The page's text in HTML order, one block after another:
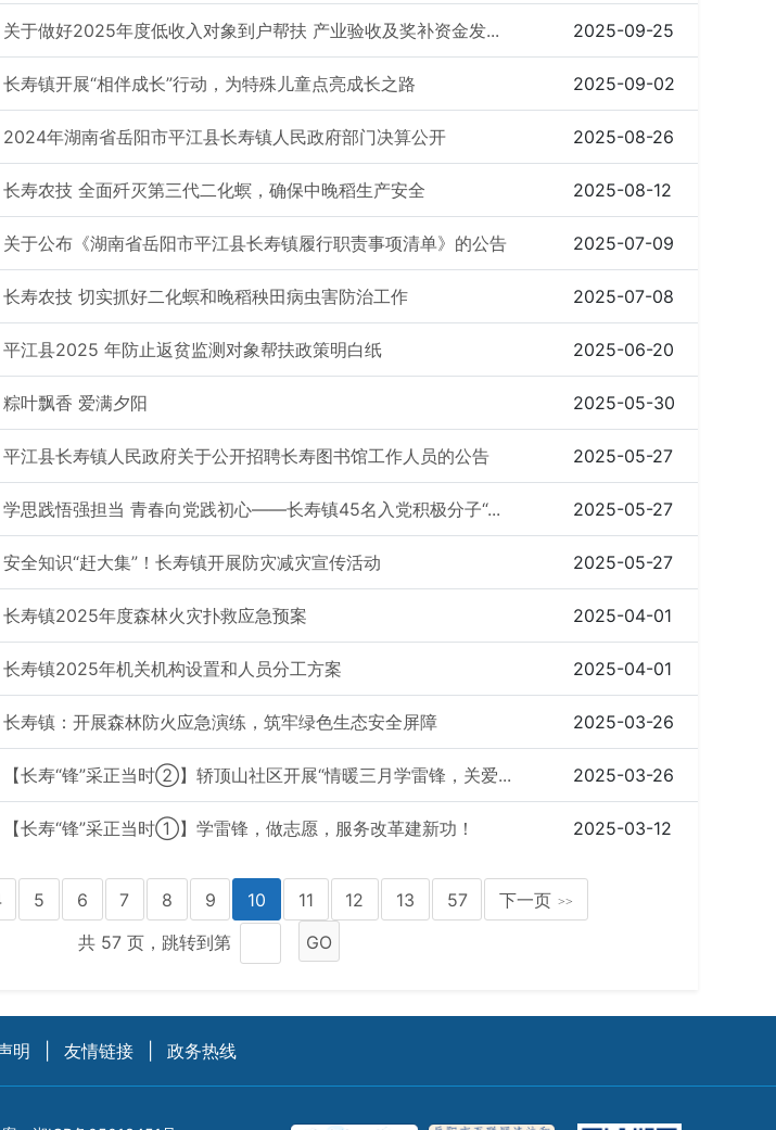
关于做好2025年度低收入对象到户帮扶 产业验收及奖补资金发... 2025-09-25
长寿镇开展“相伴成长”行动，为特殊儿童点亮成长之路 2025-09-02
2024年湖南省岳阳市平江县长寿镇人民政府部门决算公开 2025-08-26
长寿农技 全面歼灭第三代二化螟，确保中晚稻生产安全 2025-08-12
关于公布《湖南省岳阳市平江县长寿镇履行职责事项清单》的公告 2025-07-09
长寿农技 切实抓好二化螟和晚稻秧田病虫害防治工作 2025-07-08
平江县2025 年防止返贫监测对象帮扶政策明白纸 2025-06-20
粽叶飘香 爱满夕阳 2025-05-30
平江县长寿镇人民政府关于公开招聘长寿图书馆工作人员的公告 2025-05-27
学思践悟强担当 青春向党践初心——长寿镇45名入党积极分子“... 2025-05-27
安全知识“赶大集”！长寿镇开展防灾减灾宣传活动 2025-05-27
长寿镇2025年度森林火灾扑救应急预案 2025-04-01
长寿镇2025年机关机构设置和人员分工方案 2025-04-01
长寿镇：开展森林防火应急演练，筑牢绿色生态安全屏障 2025-03-26
【长寿“锋”采正当时②】轿顶山社区开展“情暖三月学雷锋，关爱... 2025-03-26
【长寿“锋”采正当时①】学雷锋，做志愿，服务改革建新功！ 2025-03-12
5 6 7 8 9 10 11 12 13 57 下一页 >>
共 57 页，跳转到第 GO
明 友情链接 政务热线